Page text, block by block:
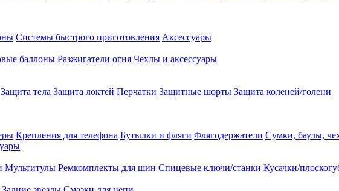
Системы быстрого приготовления Аксессуары
баллоны Разжигатели огня Чехлы и аксессуары
Защита тела Защита локтей Перчатки Защитные шорты Защита коленей/голени
Крепления для телефона Бутылки и фляги Флягодержатели Сумки, баулы,
Мультитулы Ремкомплекты для шин Спицевые ключи/станки Кусачки/